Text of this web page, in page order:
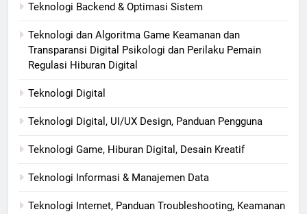
Teknologi Backend & Optimasi Sistem
Teknologi dan Algoritma Game Keamanan dan
Transparansi Digital Psikologi dan Perilaku Pemain
Regulasi Hiburan Digital
Teknologi Digital
Teknologi Digital, UI/UX Design, Panduan Pengguna
Teknologi Game, Hiburan Digital, Desain Kreatif
Teknologi Informasi & Manajemen Data
Teknologi Internet, Panduan Troubleshooting, Keamanan